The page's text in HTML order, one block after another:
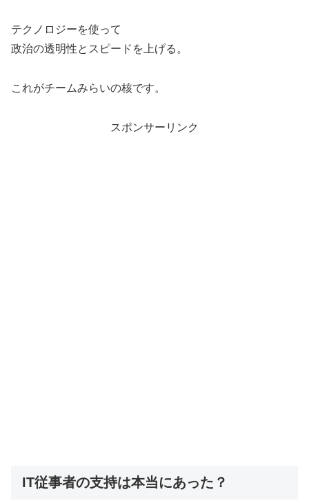
テクノロジーを使って
政治の透明性とスピードを上げる。
これがチームみらいの核です。
スポンサーリンク
IT従事者の支持は本当にあった？